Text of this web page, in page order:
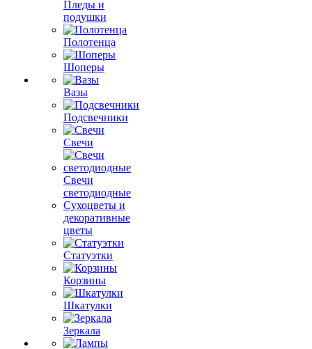
Пледы и
подушки
Полотенца
Шоперы
Вазы
Подсвечники
Свечи
Свечи
светодиодные
Сухоцветы и
декоративные
цветы
Статуэтки
Корзины
Шкатулки
Зеркала